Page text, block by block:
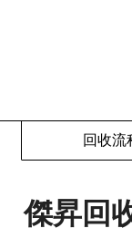
回收流
傑昇回